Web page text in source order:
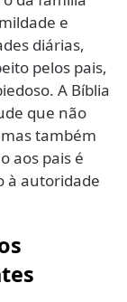
e
diárias,
pelos pais,
A Bíblia
que não
também
aos pais é
à autoridade